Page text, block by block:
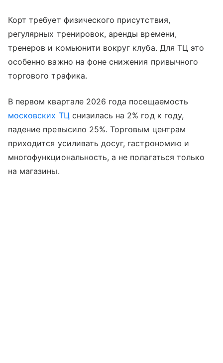
Корт требует физического присутствия,
регулярных тренировок, аренды времени,
тренеров и комьюнити вокруг клуба. Для ТЦ это
особенно важно на фоне снижения привычного
торгового трафика.
В первом квартале 2026 года посещаемость
московских ТЦ снизилась на 2% год к году,
падение превысило 25%. Торговым центрам
приходится усиливать досуг, гастрономию и
многофункциональность, а не полагаться только
на магазины.